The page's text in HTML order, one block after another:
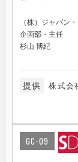
（株）ジャパン
企画部・主任
杉山 博紀
提供 株式会
GC-09